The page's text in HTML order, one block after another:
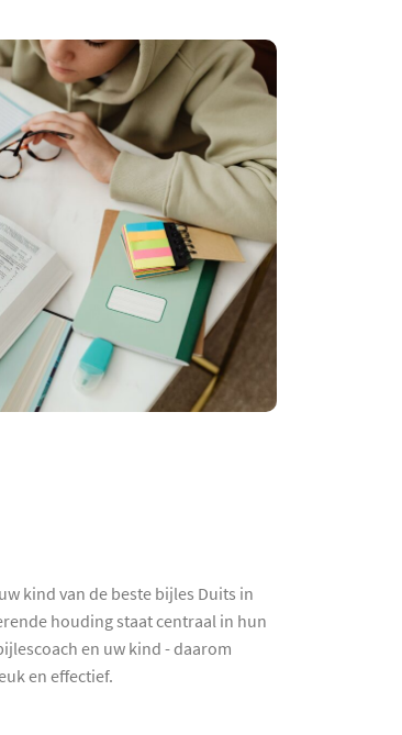
kind van de beste bijles Duits in
houding staat centraal in hun
en uw kind - daarom
en effectief.